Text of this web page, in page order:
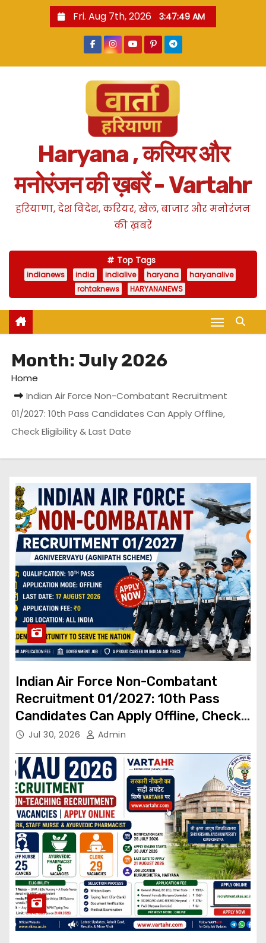
Fri. Aug 7th, 2026 3:47:51 AM
Haryana , करियर और
मनोरंजन की ख़बरें - Vartahr
हरियाणा, देश विदेश, करियर, खेल, बाजार और मनोरंजन
की ख़बरें
Top Tags
indianews india indialive haryana
haryanalive
rohtaknews
HARYANANEWS
Month: July 2026
Home
Indian Air Force Non-Combatant Recruitment
01/2027: 10th Pass Candidates Can Apply Offline,
Check Eligibility & Last Date
Indian Air Force Non-Combatant
Recruitment 01/2027: 10th Pass
Candidates Can Apply Offline, Check
Eligibility & Last Date
Jul 30, 2026 Admin